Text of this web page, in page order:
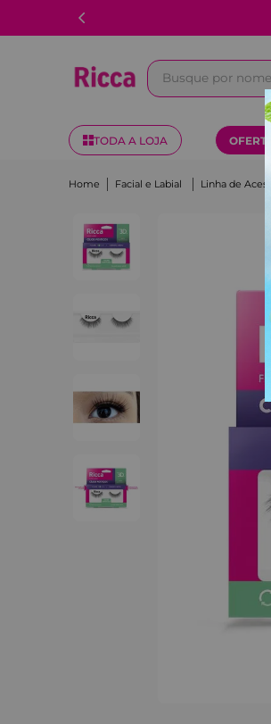
Busque por nome
TODA A LOJA
Facial e Labial Linha de